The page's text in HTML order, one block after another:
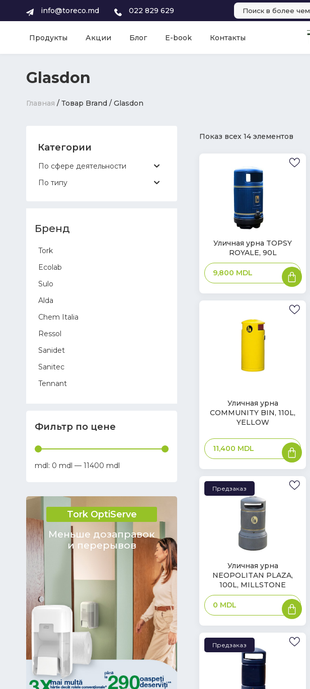
info@toreco.md 022 829 629
Продукты Акции Блог E-book Контакты
Glasdon
Главная / Товар Brand / Glasdon
Категории
По сфере деятельности
По типу
Бренд
Tork
Ecolab
Sulo
Alda
Chem Italia
Ressol
Sanidet
Sanitec
Tennant
Toreco
Glasdon
Tara
Kaivac
MP SERVICE S.R.L.
EUROPLAST
FRANZ MENSCH GmbH
Santa Gemma Trading Company
S.R.L.
Fluxo
HSM
DHARMA CONSTRUCT SRL SC
PROSPERPLAST
Bournas Medicals
WillMop
Фильтр по цене
0 — 11400
Tork OptiServe
Меньше дозаправок
и перерывов
Показ всех 14 элементов
наличии
Уличная урна TOPSY
ROYALE, 90L
9,800 MDL В
корзину
наличии
Уличная урна
COMMUNITY BIN, 110L,
YELLOW
11,400 MDL В
корзину
Предзаказ
Уличная урна
NEOPOLITAN PLAZA,
100L, MILLSTONE
0 MDL В
корзину
Предзаказ